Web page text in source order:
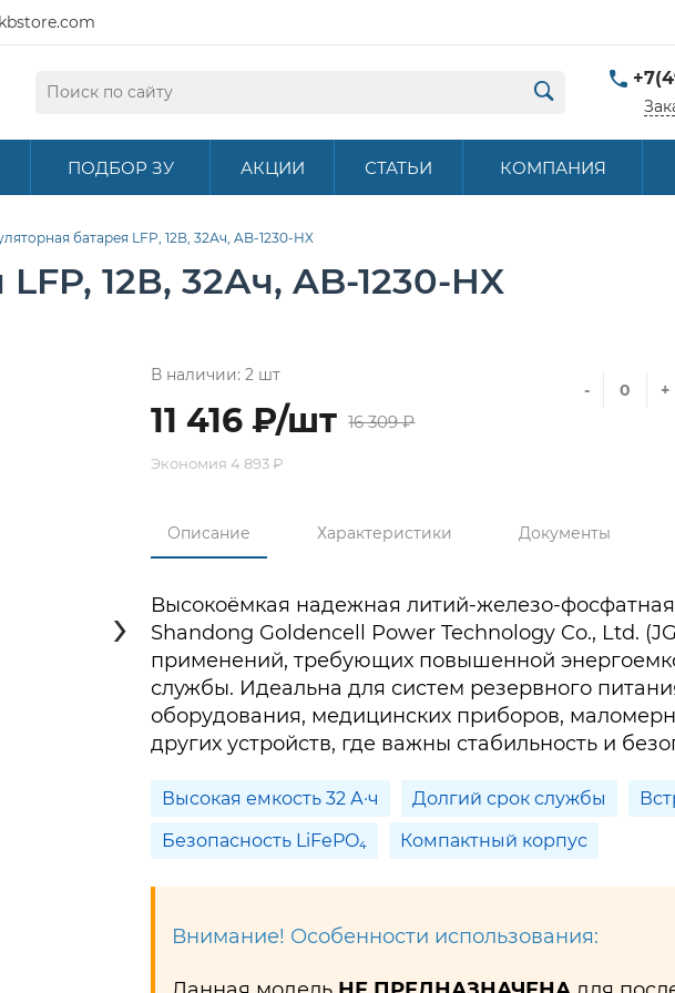
г.
ПОДБОР ЗУ АКЦИИ СТАТЬИ КОМПАНИЯ
батарея LFP, 12В, 32Ач, AB-1230-HX
12В, 32Ач, AB-1230-HX
›
В наличии: 2 шт
11 416 ₽/шт 16 309 ₽
Экономия4 893 ₽
- +
Описание Характеристики Документы
Высокоёмкая надежная литий-железо-фосфатная
Shandong Goldencell Power Technology Co., Ltd.
применений, требующих повышенной
службы. Идеальна для систем резервного
оборудования, медицинских приборов,
других устройств, где важны стабильность и
Высокая емкость 32 А·ч Долгий срок службы
Безопасность LiFePO₄
Компактный корпус
Внимание! Особенности использования: